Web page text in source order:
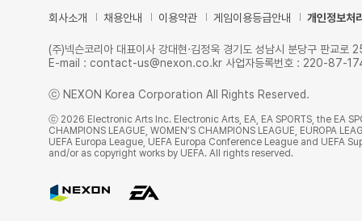
회사소개 채용안내 이용약관 게임이용등급안내 개인정보처
(주)넥슨코리아 대표이사 강대현·김정욱 경기도 성남시 분당구 판
E-mail : contact-us@nexon.co.kr 사업자등록번호 : 220-87-
ⓒ NEXON Korea Corporation All Rights Reserved.
ⓒ 2026 Electronic Arts Inc. Electronic Arts, EA, EA SPORTS, the EA
CHAMPIONS LEAGUE, WOMEN’S CHAMPIONS LEAGUE, EUROPA
UEFA Europa League, UEFA Europa Conference League and
and/or as copyright works by UEFA. All rights reserved.